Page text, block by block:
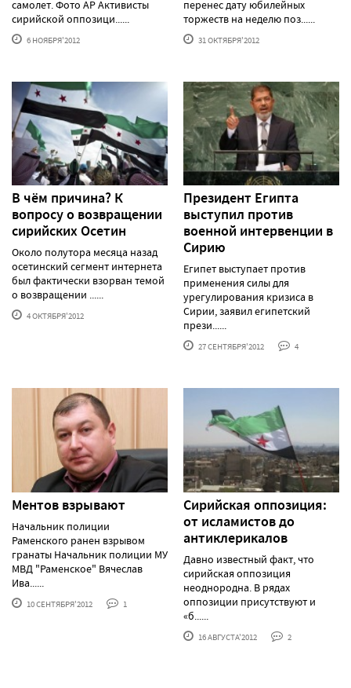
самолет. Фото АР Активисты
сирийской оппозици......
6 НОЯБРЯ'2012
перенес дату юбилейных
торжеств на неделю поз......
31 ОКТЯБРЯ'2012
В чём причина? К
вопросу о возвращении
сирийских Осетин
Около полутора месяца назад
осетинский сегмент интернета
был фактически взорван темой
о возвращении ......
4 ОКТЯБРЯ'2012
Президент Египта
выступил против
военной интервенции в
Сирию
Египет выступает против
применения силы для
урегулирования кризиса в
Сирии, заявил египетский
прези......
27 СЕНТЯБРЯ'2012 4
Ментов взрывают
Начальник полиции
Раменского ранен взрывом
гранаты Начальник полиции МУ
МВД "Раменское" Вячеслав
Ива......
10 СЕНТЯБРЯ'2012 1
Сирийская оппозиция:
от исламистов до
антиклерикалов
Давно известный факт, что
сирийская оппозиция
неоднородна. В рядах
оппозиции присутствуют и
«б......
16 АВГУСТА'2012 2